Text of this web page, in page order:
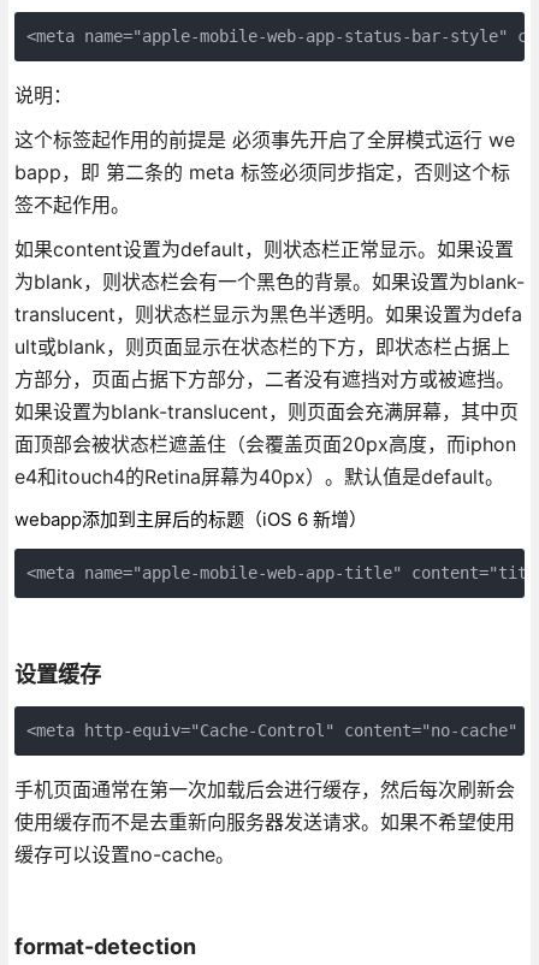
<meta name="apple-mobile-web-app-status-bar-style"
说明：
这个标签起作用的前提是 必须事先开启了全屏模式运行 we
bapp，即 第二条的 meta 标签必须同步指定，否则这个标
签不起作用。
如果content设置为default，则状态栏正常显示。如果设置
为blank，则状态栏会有一个黑色的背景。如果设置为blank-
translucent，则状态栏显示为黑色半透明。如果设置为defa
ult或blank，则页面显示在状态栏的下方，即状态栏占据上
方部分，页面占据下方部分，二者没有遮挡对方或被遮挡。
如果设置为blank-translucent，则页面会充满屏幕，其中页
面顶部会被状态栏遮盖住（会覆盖页面20px高度，而iphon
e4和itouch4的Retina屏幕为40px）。默认值是default。
webapp添加到主屏后的标题（iOS 6 新增）
<meta name="apple-mobile-web-app-title"
设置缓存
<meta http-equiv="Cache-Control" content="no-cache" /
手机页面通常在第一次加载后会进行缓存，然后每次刷新会
使用缓存而不是去重新向服务器发送请求。如果不希望使用
缓存可以设置no-cache。
format-detection